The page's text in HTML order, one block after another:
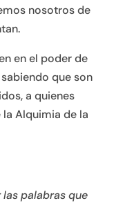
nosotros de
en el poder de
que son
a quienes
Alquimia de la
palabras que